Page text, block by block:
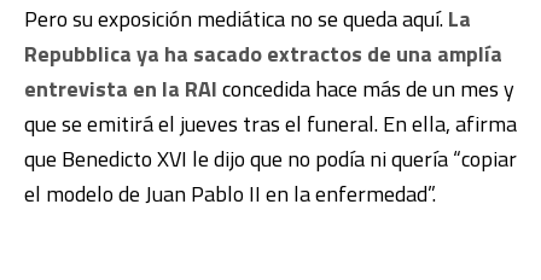
Pero su exposición mediática no se queda aquí.La
Repubblica ya ha sacado extractos de una amplía
entrevista en la RAIconcedida hace más de un mes y
que se emitirá el jueves tras el funeral. En ella, afirma
que Benedicto XVI le dijo que no podía ni quería “copiar
el modelo de Juan Pablo II en la enfermedad”.